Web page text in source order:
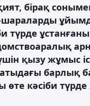
бірақ
шараларды
түрде
қызу жұмыс
барлық
кәсіби түрде